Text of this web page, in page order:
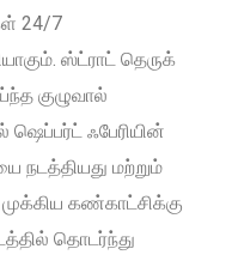
24/7
ஸ்ட்ராட் தெருக்
குழுவால்
ஷெப்பர்ட் ஃபேரியின்
நடத்தியது மற்றும்
கண்காட்சிக்கு
தொடர்ந்து